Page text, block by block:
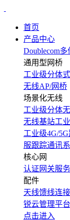
首页
产品中心
Doublecom多
通用型网桥
工业级分体
无线AP/网桥
场景化无线
工业级分体
无线基站工
工业级4G/
服跟踪通讯
核心网
认证网关服
配件
天线馈线连
锐云管理平台
点击进入